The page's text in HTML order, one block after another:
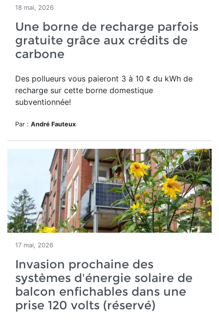
18 mai, 2026
Une borne de recharge parfois
gratuite grâce aux crédits de
carbone
Des pollueurs vous paieront 3 à 10 ¢ du kWh de
recharge sur cette borne domestique
subventionnée!
Par : André Fauteux
17 mai, 2026
Invasion prochaine des
systèmes d'énergie solaire de
balcon enfichables dans une
prise 120 volts (réservé)